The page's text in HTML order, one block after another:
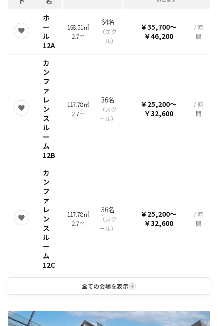
ホ
ー
ル
12A
168.51㎡
2.7m
64名
（スク
ール）
￥35,700〜
￥46,200
/ 時
間
カ
ン
フ
ァ
レ
ン
ス
ル
ー
ム
12B
117.78㎡
2.7m
36名
（スク
ール）
￥25,200〜
￥32,600
/ 時
間
カ
ン
フ
ァ
レ
ン
ス
ル
ー
ム
12C
117.78㎡
2.7m
36名
（スク
ール）
￥25,200〜
￥32,600
/ 時
間
全ての会場を表示